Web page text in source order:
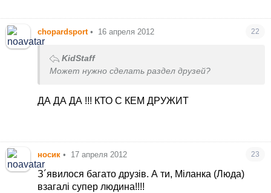
chopardsport • 16 апреля 2012 22
KidStaff
Может нужно сделать раздел друзей?
ДА ДА ДА !!! КТО С КЕМ ДРУЖИТ
носик • 17 апреля 2012 23
З´явилося багато друзів. А ти, Міланка (Люда)
взагалі супер людина!!!!